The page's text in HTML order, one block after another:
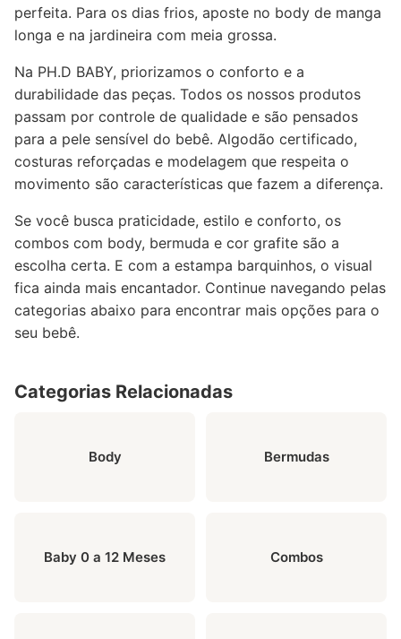
perfeita. Para os dias frios, aposte no body de manga
longa e na jardineira com meia grossa.
Na PH.D BABY, priorizamos o conforto e a
durabilidade das peças. Todos os nossos produtos
passam por controle de qualidade e são pensados
para a pele sensível do bebê. Algodão certificado,
costuras reforçadas e modelagem que respeita o
movimento são características que fazem a diferença.
Se você busca praticidade, estilo e conforto, os
combos com body, bermuda e cor grafite são a
escolha certa. E com a estampa barquinhos, o visual
fica ainda mais encantador. Continue navegando pelas
categorias abaixo para encontrar mais opções para o
seu bebê.
Categorias Relacionadas
Body Bermudas
Baby 0 a 12 Meses Combos